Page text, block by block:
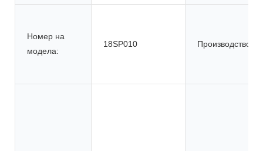
Номер на
модела:
18SP010 Производство: